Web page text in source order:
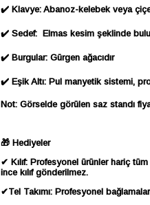
✔️ Klavye: Abanoz-kelebek veya
✔️ Sedef: Elmas kesim şeklinde
✔️ Burgular: Gürgen ağacıdır
✔️ Eşik Altı: Pul manyetik sistemi,
Not: Görselde görülen saz standı
🎁 Hediyeler
✔ Kılıf: Profesyonel ürünler hariç
ince kılıf gönderilmez.
✔Tel Takımı: Profesyonel